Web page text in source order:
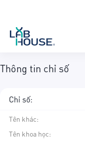
Thông tin chỉ số
Chỉ số:
Tên khác:
Tên khoa học: